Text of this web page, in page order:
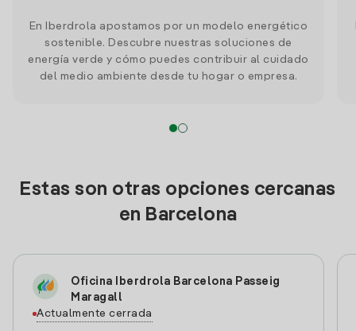
En Iberdrola apostamos por un modelo energético
sostenible. Descubre nuestras soluciones de
energía verde y cómo puedes contribuir al cuidado
del medio ambiente desde tu hogar o empresa.
Estas son otras opciones cercanas
en Barcelona
Oficina Iberdrola Barcelona Passeig
Maragall
Actualmente cerrada